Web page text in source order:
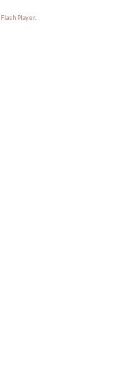
Flash Player.